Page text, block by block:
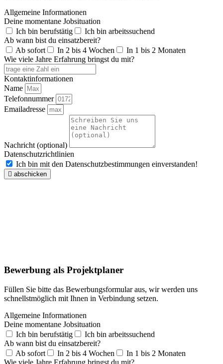
Allgemeine Informationen
Deine momentane Jobsituation
Ich bin berufstätig
Ich bin arbeitssuchend
Ab wann bist du einsatzbereit?
Ab sofort
In 2 bis 4 Wochen
In 1 bis 2 Monaten
Wie viele Jahre Erfahrung bringst du mit?
Kontaktinformationen
Name
Telefonnummer
Emailadresse
Nachricht (optional)
Datenschutzrichtlinien
Ich bin mit den Datenschutzbestimmungen einverstanden!
abschicken
Bewerbung als Projektplaner
Füllen Sie bitte das Bewerbungsformular aus, wir werden uns
schnellstmöglich mit Ihnen in Verbindung setzen.
Allgemeine Informationen
Deine momentane Jobsituation
Ich bin berufstätig
Ich bin arbeitssuchend
Ab wann bist du einsatzbereit?
Ab sofort
In 2 bis 4 Wochen
In 1 bis 2 Monaten
Wie viele Jahre Erfahrung bringst du mit?